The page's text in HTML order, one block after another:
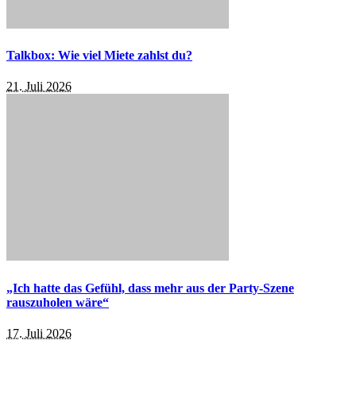
Talkbox: Wie viel Miete zahlst du?
21. Juli 2026
„Ich hatte das Gefühl, dass mehr aus der Party-Szene
rauszuholen wäre“
17. Juli 2026